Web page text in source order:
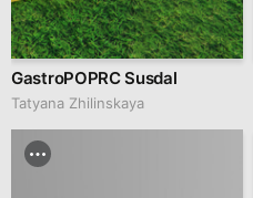
GastroPOPRC Susdal
Tatyana Zhilinskaya